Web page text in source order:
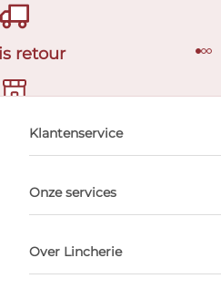
retour
afspraak
Klantenservice
Onze services
Over Lincherie